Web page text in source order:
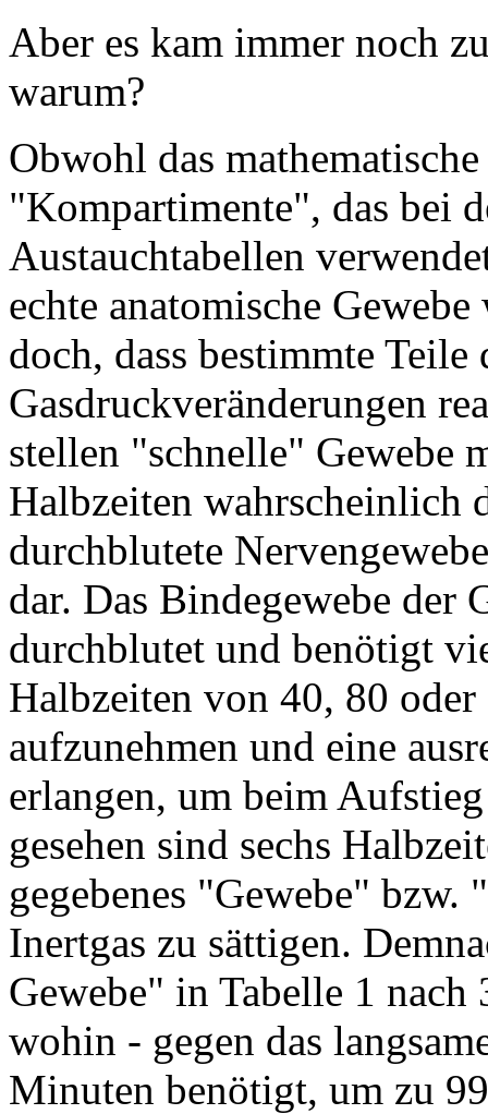
Aber es kam immer noch
warum?
Obwohl das
"Kompartimente", das bei
Austauchtabellen
echte anatomische
doch, dass bestimmte
Gasdruckveränderungen
stellen "schnelle" Gewebe
Halbzeiten wahrscheinlich
durchblutete
dar. Das Bindegewebe der
durchblutet und benötigt
Halbzeiten von 40, 80
aufzunehmen und eine
erlangen, um beim
gesehen sind sechs
gegebenes "Gewebe"
Inertgas zu sättigen.
Gewebe" in Tabelle 1
wohin - gegen das
Minuten benötigt, um zu